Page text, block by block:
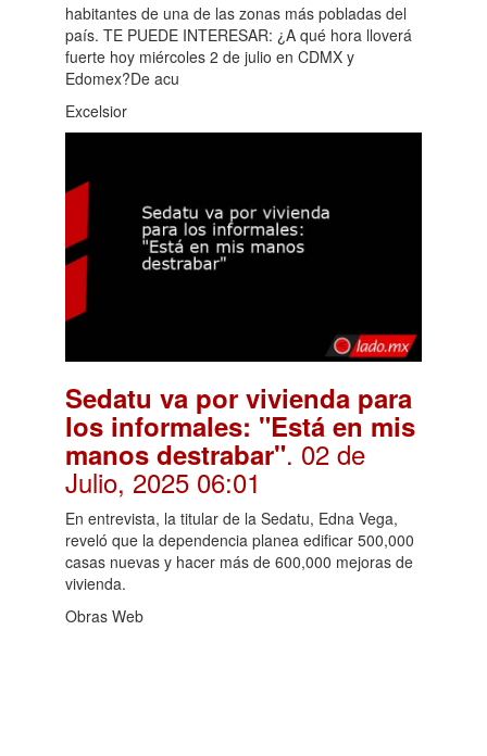
habitantes de una de las zonas más pobladas del
país. TE PUEDE INTERESAR: ¿A qué hora lloverá
fuerte hoy miércoles 2 de julio en CDMX y
Edomex?De acu
Excelsior
Sedatu va por vivienda para
los informales: "Está en mis
manos destrabar". 02 de
Julio, 2025 06:01
En entrevista, la titular de la Sedatu, Edna Vega,
reveló que la dependencia planea edificar 500,000
casas nuevas y hacer más de 600,000 mejoras de
vivienda.
Obras Web